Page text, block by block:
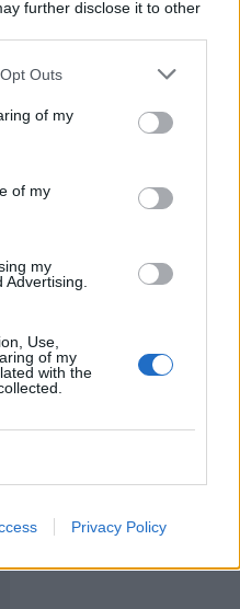
further disclose it to other
Outs
of my
of my
my
Use,
of my
with the
Privacy Policy
Banda
pelo 1º lugar no
de Valência
aproxima